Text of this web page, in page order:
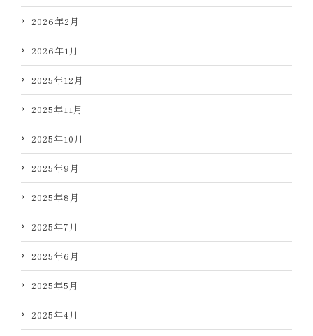
2026年2月
2026年1月
2025年12月
2025年11月
2025年10月
2025年9月
2025年8月
2025年7月
2025年6月
2025年5月
2025年4月